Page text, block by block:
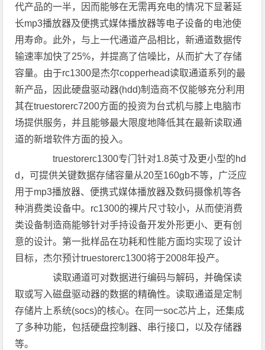
代产品的一半，因而能够在无需再充电的情况下显著延
长mp3播放器及便携式媒体播放器等电子设备的电池使
用寿命。此外，与上一代通道产品相比，新通道数据传
输速率加快了25%，并提高了信噪比，从而扩大了存储
容量。由于rc1300是杰尔copperhead读取通道系列的最
新产品，因此硬盘驱动器(hdd)制造商不仅能够充分利用
其在truestorerc7200方面的投资为台式机与膝上电脑市
场提供服务，并且能够最大限度地降低其在最新读取通
道的新增软件方面的投入。
truestorerc1300专门针对1.8英寸及更小型的hd
d，可提供关键数据存储容量从20至160gb不等，广泛应
用于mp3播放器、便携式媒体播放器及数码摄像机等各
种消费类设备中。rc1300的裸片尺寸较小，从而使消费
类设备制造商能够针对手持设备开发外形更小、更有创
意的设计。第一批样品在功耗和性能方面均实现了设计
目标，杰尔预计truestorerc1300将于2008年投产。
读取通道可对数据进行编码与解码，并确保读
取或写入磁盘驱动器的数据的精确性。读取通道是定制
存储片上系统(socs)的核心。在同一soc芯片上，还集成
了多种功能，包括硬盘控制器、串行接口，以及存储器
等。